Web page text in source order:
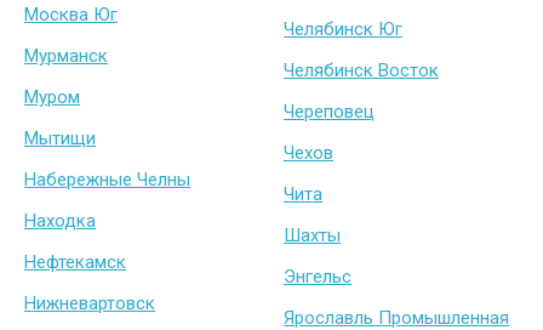
Москва Юг
Мурманск
Муром
Мытищи
Набережные Челны
Находка
Нефтекамск
Нижневартовск
Челябинск Юг
Челябинск Восток
Череповец
Чехов
Чита
Шахты
Энгельс
Ярославль Промышленная